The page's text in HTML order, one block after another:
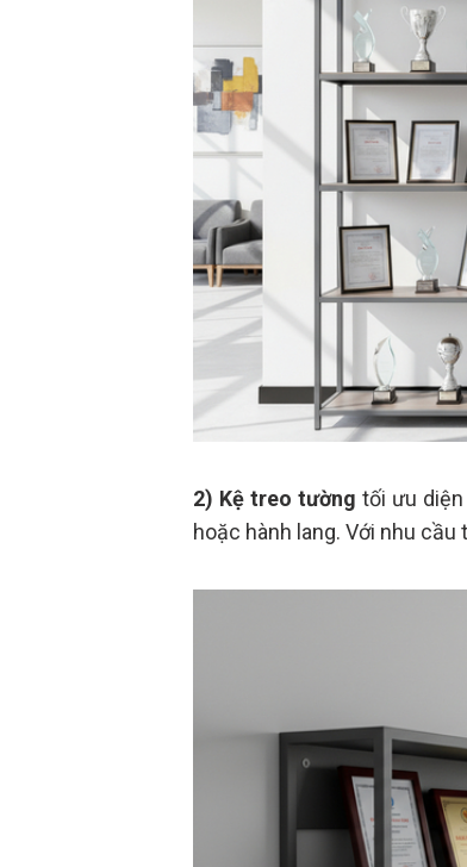
2) Kệ treo tường tối ưu
hoặc hành lang. Với nhu